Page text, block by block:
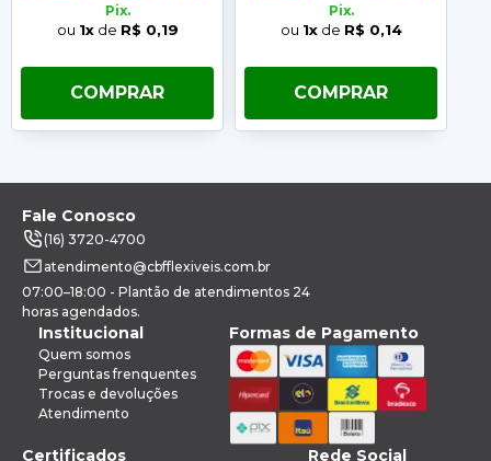
Pix.
ou 1xde R$ 0,19
COMPRAR
Pix.
ou 1xde R$ 0,14
COMPRAR
Fale Conosco
(16) 3720-4700
atendimento@cbfflexiveis.com.br
07:00–18:00 - Plantão de atendimentos 24
horas agendados.
Institucional
Quem somos
Perguntas frenquentes
Trocas e devoluções
Atendimento
Formas de Pagamento
Certificados Rede Social